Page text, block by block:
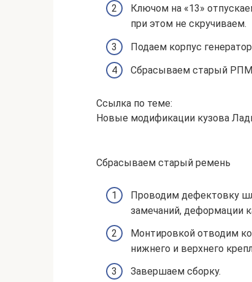
Ключом на «13»
при этом не скручиваем.
Подаем корпус
Сбрасываем старый
Ссылка по теме:
Новые модификации кузова
Сбрасываем старый ремень
Проводим дефектовку
замечаний, деформации
Монтировкой отводим
нижнего и верхнего
Завершаем сборку.